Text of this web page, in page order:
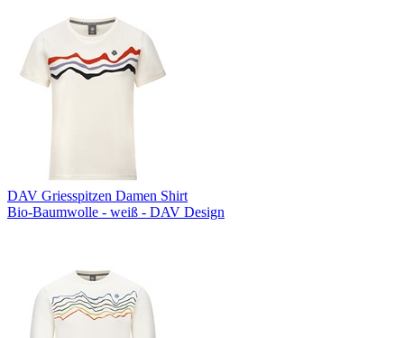
DAV Griesspitzen Damen Shirt
Bio-Baumwolle - weiß - DAV Design